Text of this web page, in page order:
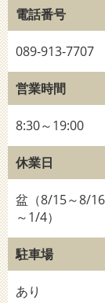
電話番号
089-913-7707
営業時間
8:30～19:00
休業日
盆（8/15～8/
～1/4）
駐車場
あり